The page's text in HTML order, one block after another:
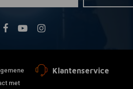
met
Klantenservice